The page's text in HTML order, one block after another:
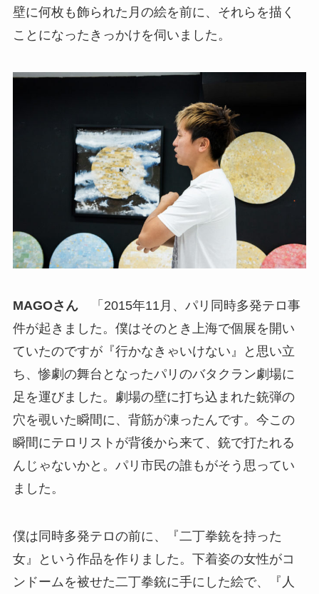
壁に何枚も飾られた月の絵を前に、それらを描く
ことになったきっかけを伺いました。
MAGOさん「2015年11月、パリ同時多発テロ事
件が起きました。僕はそのとき上海で個展を開い
ていたのですが『行かなきゃいけない』と思い立
ち、惨劇の舞台となったパリのバタクラン劇場に
足を運びました。劇場の壁に打ち込まれた銃弾の
穴を覗いた瞬間に、背筋が凍ったんです。今この
瞬間にテロリストが背後から来て、銃で打たれる
んじゃないかと。パリ市民の誰もがそう思ってい
ました。
僕は同時多発テロの前に、『二丁拳銃を持った
女』という作品を作りました。下着姿の女性がコ
ンドームを被せた二丁拳銃に手にした絵で、『人